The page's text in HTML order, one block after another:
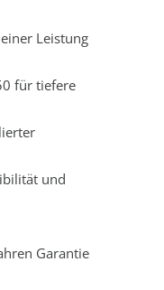
Leistung
für tiefere
und
Garantie